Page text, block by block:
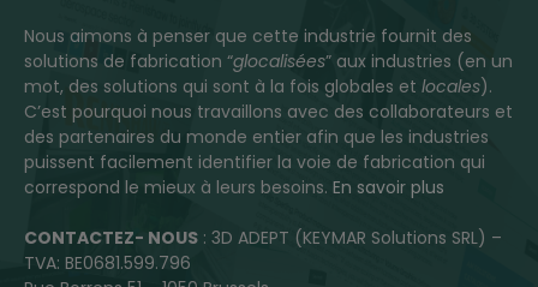
Nous aimons à penser que cette industrie fournit des
solutions de fabrication “glocalisées” aux industries (en un
mot, des solutions qui sont à la fois globales et locales).
C’est pourquoi nous travaillons avec des collaborateurs et
des partenaires du monde entier afin que les industries
puissent facilement identifier la voie de fabrication qui
correspond le mieux à leurs besoins. En savoir plus
CONTACTEZ- NOUS : 3D ADEPT (KEYMAR Solutions SRL) –
TVA: BE0681.599.796